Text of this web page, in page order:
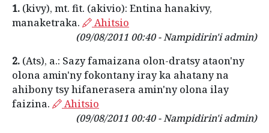
1. (kivy), mt. fit. (akivio): Entina hanakivy,
manaketraka.
Ahitsio
(09/08/2011 00:40 - Nampidirin'i admin)
2. (Ats), a.: Sazy famaizana olon-dratsy ataon'ny
olona amin'ny fokontany iray ka ahatany na
ahibony tsy hifanerasera amin'ny olona ilay
faizina.
Ahitsio
(09/08/2011 00:40 - Nampidirin'i admin)